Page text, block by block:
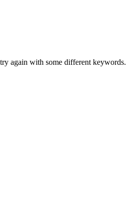
again with some different keywords.